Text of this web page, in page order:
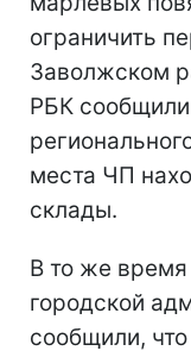
ограничить
Заволжском
РБК
места ЧП
склады.
В то же
городской
сообщили,